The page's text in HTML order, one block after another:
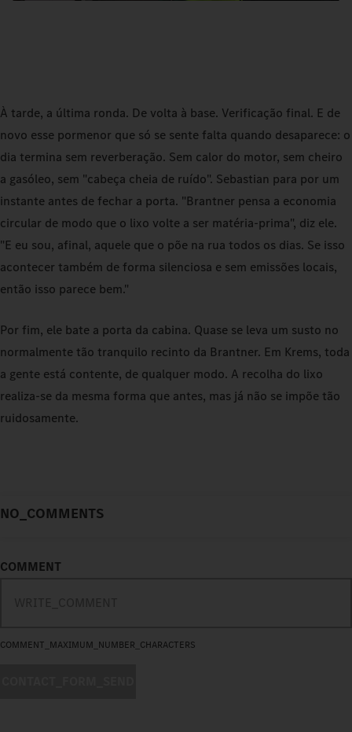
À tarde, a última ronda. De volta à base. Verificação final. E de
novo esse pormenor que só se sente falta quando desaparece: o
dia termina sem reverberação. Sem calor do motor, sem cheiro
a gasóleo, sem "cabeça cheia de ruído". Sebastian para por um
instante antes de fechar a porta. "Brantner pensa a economia
circular de modo que o lixo volte a ser matéria-prima", diz ele.
"E eu sou, afinal, aquele que o põe na rua todos os dias. Se isso
acontecer também de forma silenciosa e sem emissões locais,
então isso parece bem."
Por fim, ele bate a porta da cabina. Quase se leva um susto no
normalmente tão tranquilo recinto da Brantner. Em Krems, toda
a gente está contente, de qualquer modo. A recolha do lixo
realiza-se da mesma forma que antes, mas já não se impõe tão
ruidosamente.
NO_COMMENTS
COMMENT
COMMENT_MAXIMUM_NUMBER_CHARACTERS